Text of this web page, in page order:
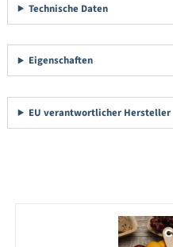
Technische Daten
Eigenschaften
EU verantwortlicher Hersteller